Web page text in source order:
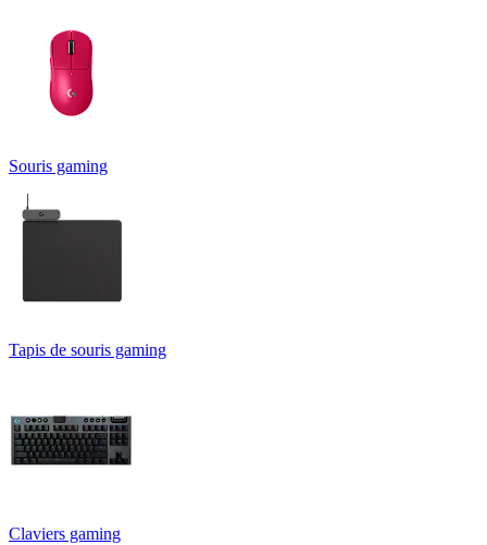
Souris gaming
Tapis de souris gaming
Claviers gaming